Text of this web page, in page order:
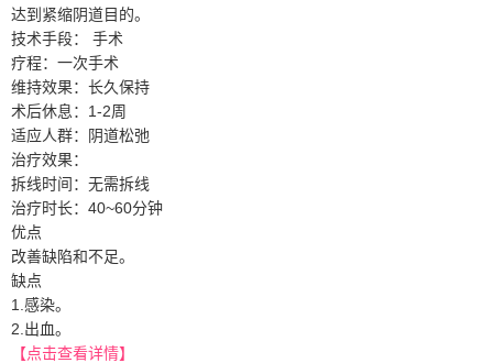
达到紧缩阴道目的。
技术手段： 手术
疗程：一次手术
维持效果：长久保持
术后休息：1-2周
适应人群：阴道松弛
治疗效果：
拆线时间：无需拆线
治疗时长：40~60分钟
优点
改善缺陷和不足。
缺点
1.感染。
2.出血。
【点击查看详情】